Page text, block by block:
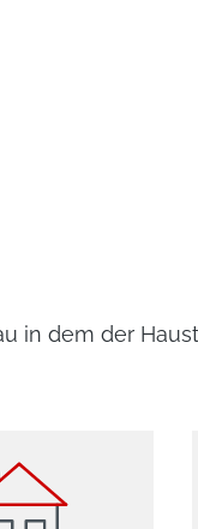
in dem der